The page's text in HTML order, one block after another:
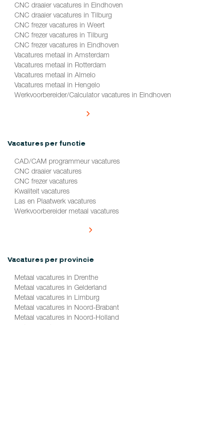
CNC draaier vacatures in Eindhoven
CNC draaier vacatures in Tilburg
CNC frezer vacatures in Weert
CNC frezer vacatures in Tilburg
CNC frezer vacatures in Eindhoven
Vacatures metaal in Amsterdam
Vacatures metaal in Rotterdam
Vacatures metaal in Almelo
Vacatures metaal in Hengelo
Werkvoorbereider/Calculator vacatures in Eindhoven
Vacatures per functie
CAD/CAM programmeur vacatures
CNC draaier vacatures
CNC frezer vacatures
Kwaliteit vacatures
Las en Plaatwerk vacatures
Werkvoorbereider metaal vacatures
Vacatures per provincie
Metaal vacatures in Drenthe
Metaal vacatures in Gelderland
Metaal vacatures in Limburg
Metaal vacatures in Noord-Brabant
Metaal vacatures in Noord-Holland